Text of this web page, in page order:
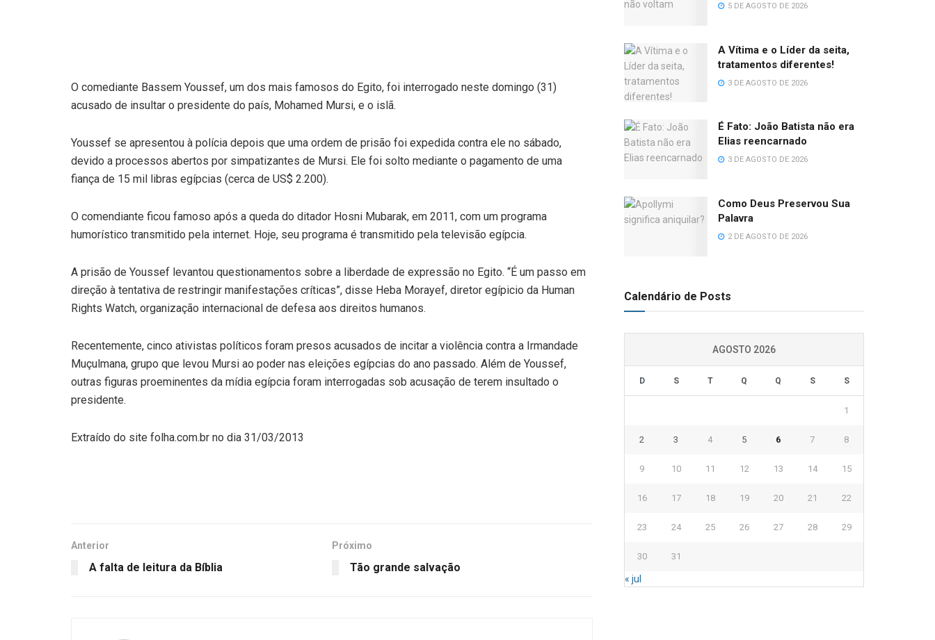
O comediante Bassem Youssef, um dos mais famosos do Egito, foi interrogado neste domingo (31)
acusado de insultar o presidente do país, Mohamed Mursi, e o islã.
Youssef se apresentou à polícia depois que uma ordem de prisão foi expedida contra ele no sábado,
devido a processos abertos por simpatizantes de Mursi. Ele foi solto mediante o pagamento de uma
fiança de 15 mil libras egípcias (cerca de US$ 2.200).
O comendiante ficou famoso após a queda do ditador Hosni Mubarak, em 2011, com um programa
humorístico transmitido pela internet. Hoje, seu programa é transmitido pela televisão egípcia.
A prisão de Youssef levantou questionamentos sobre a liberdade de expressão no Egito. “É um passo em
direção à tentativa de restringir manifestações críticas”, disse Heba Morayef, diretor egípicio da Human
Rights Watch, organização internacional de defesa aos direitos humanos.
Recentemente, cinco ativistas políticos foram presos acusados de incitar a violência contra a Irmandade
Muçulmana, grupo que levou Mursi ao poder nas eleições egípcias do ano passado. Além de Youssef,
outras figuras proeminentes da mídia egípcia foram interrogadas sob acusação de terem insultado o
presidente.
Extraído do site folha.com.br no dia 31/03/2013
Anterior
A falta de leitura da Bíblia
Próximo
Tão grande salvação
5 DE AGOSTO DE 2026
A Vítima e o Líder da seita,
tratamentos diferentes!
3 DE AGOSTO DE 2026
É Fato: João Batista não era
Elias reencarnado
3 DE AGOSTO DE 2026
Como Deus Preservou Sua
Palavra
2 DE AGOSTO DE 2026
Calendário de Posts
AGOSTO 2026
D S T Q Q S S
1
2 3 4 5 6 7 8
9 10 11 12 13 14 15
16 17 18 19 20 21 22
23 24 25 26 27 28 29
30 31
« jul